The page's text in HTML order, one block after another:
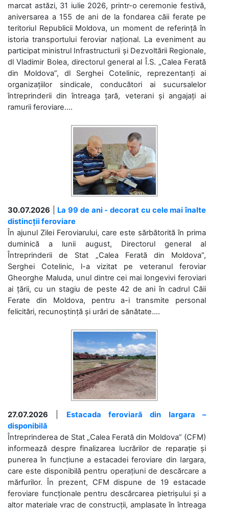
marcat astăzi, 31 iulie 2026, printr-o ceremonie festivă,
aniversarea a 155 de ani de la fondarea căii ferate pe
teritoriul Republicii Moldova, un moment de referință în
istoria transportului feroviar național. La eveniment au
participat ministrul Infrastructurii și Dezvoltării Regionale,
dl Vladimir Bolea, directorul general al Î.S. „Calea Ferată
din Moldova”, dl Serghei Cotelinic, reprezentanți ai
organizațiilor sindicale, conducători ai sucursalelor
întreprinderii din întreaga țară, veterani și angajați ai
ramurii feroviare....
30.07.2026
La 99 de ani - decorat cu cele mai înalte
distincții feroviare
În ajunul Zilei Feroviarului, care este sărbătorită în prima
duminică a lunii august, Directorul general al
Întreprinderii de Stat „Calea Ferată din Moldova”,
Serghei Cotelinic, l-a vizitat pe veteranul feroviar
Gheorghe Maluda, unul dintre cei mai longevivi feroviari
ai țării, cu un stagiu de peste 42 de ani în cadrul Căii
Ferate din Moldova, pentru a-i transmite personal
felicitări, recunoștință și urări de sănătate....
27.07.2026
Estacada feroviară din Iargara –
disponibilă
Întreprinderea de Stat „Calea Ferată din Moldova” (CFM)
informează despre finalizarea lucrărilor de reparație și
punerea în funcțiune a estacadei feroviare din Iargara,
care este disponibilă pentru operațiuni de descărcare a
mărfurilor. În prezent, CFM dispune de 19 estacade
feroviare funcționale pentru descărcarea pietrișului și a
altor materiale vrac de construcții, amplasate în întreaga